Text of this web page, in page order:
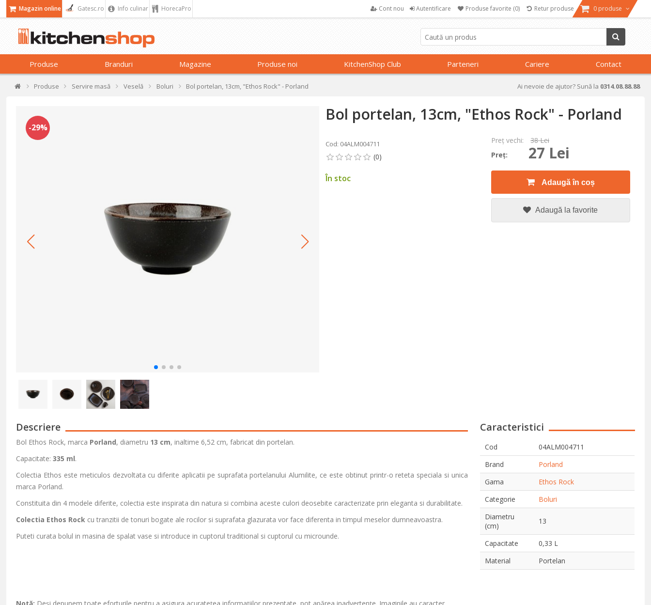
Magazin online Gatesc.ro Info culinar HorecaPro Cont nou Autentificare Produse favorite (0) Retur produse 0 produse
Produse Branduri Magazine Produse noi KitchenShop Club Parteneri Cariere Contact
Produse Servire masă Veselă Boluri Bol portelan, 13cm, "Ethos Rock" - Porland Ai nevoie de ajutor? Sună la 0314.08.88.88
-29%
Bol portelan, 13cm, "Ethos Rock" - Porland
Cod: 04ALM004711
În stoc
Preţ vechi:
38 Lei
Preţ:
27 Lei
Adaugă în coș
Adaugă la favorite
Descriere
Bol Ethos Rock, marca Porland, diametru 13 cm, inaltime 6,52 cm, fabricat din portelan.
Capacitate:335 ml.
Colectia Ethos este meticulos dezvoltata cu diferite aplicatii pe suprafata portelanului Alumilite, ce este obtinut printr-o reteta speciala si unica
marca Porland.
Constituita din 4 modele diferite, colectia este inspirata din natura si combina aceste culori deosebite caracterizate prin eleganta si durabilitate.
Colectia Ethos Rock cu tranzitii de tonuri bogate ale rocilor si suprafata glazurata vor face diferenta in timpul meselor dumneavoastra.
Puteti curata bolul in masina de spalat vase si introduce in cuptorul traditional si cuptorul cu microunde.
Caracteristici
Cod
04ALM004711
Brand
Porland
Gama
Ethos Rock
Categorie
Boluri
Diametru
(cm)
13
Capacitate
0,33 L
Material
Portelan